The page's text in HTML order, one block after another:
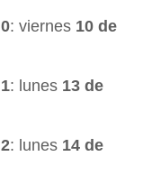
0: viernes 10 de
1: lunes 13 de
2: lunes 14 de